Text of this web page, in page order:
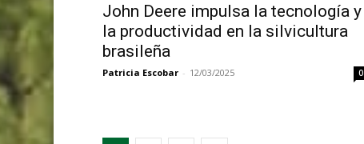
John Deere impulsa la tecnología y
la productividad en la silvicultura
brasileña
Patricia Escobar - 12/03/2025 0